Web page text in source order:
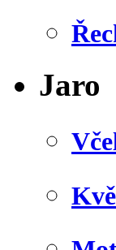
Jaro